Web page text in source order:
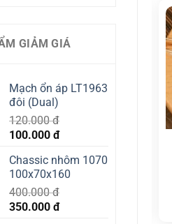
PANASONIC 3W 10K
10.000 đ
ADD TO CART
GIẢM GIÁ
Mạch ổn áp LT1963
đôi (Dual)
120.000đ
Original
was:
120.000 đ.
100.000 đCurrent
is:
100.000 đ.
Chassic nhôm 1070
100x70x160
400.000đ
Original
350.000 đCurrent